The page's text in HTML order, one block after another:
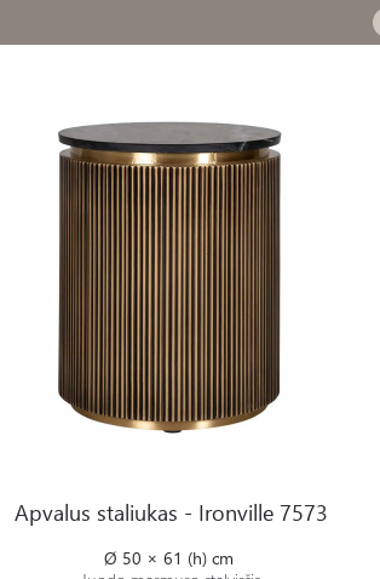
Apvalus staliukas - Ironville 7573
Ø 50 × 61 (h) cm